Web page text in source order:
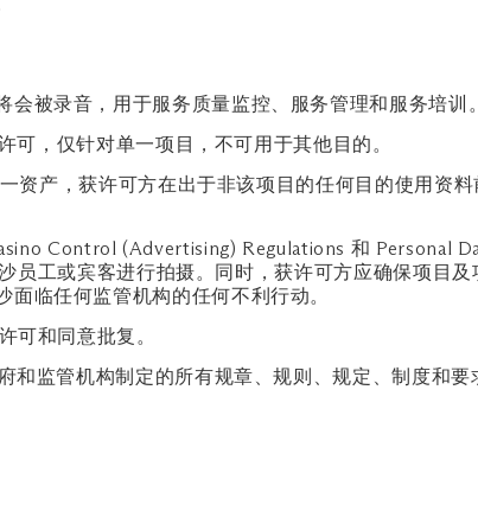
被录音，用于服务质量监控、服务管理和服务培训。
可，仅针对单一项目，不可用于其他目的。
资产，获许可方在出于非该项目的任何目的使用资
Control (Advertising) Regulations 和 Personal
员工或宾客进行拍摄。同时，获许可方应确保项目及
临任何监管机构的任何不利行动。
可和同意批复。
监管机构制定的所有规章、规则、规定、制度和要